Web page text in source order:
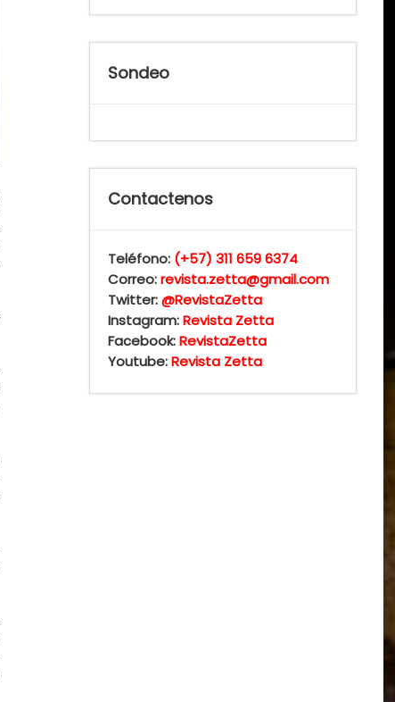
Sondeo
Contactenos
Teléfono: (+57) 311 659 6374
Correo:revista.zetta@gmail.com
Twitter:@RevistaZetta
Instagram:Revista Zetta
Facebook:RevistaZetta
Youtube:Revista Zetta